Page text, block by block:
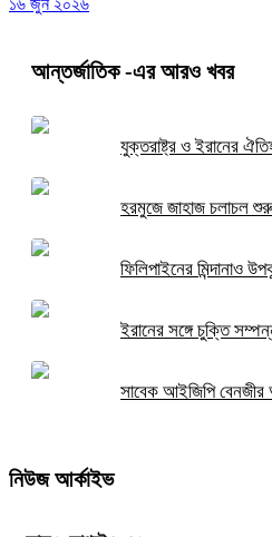
আন্তর্জাতিক-এর আরও খবর
যুক্তরাষ্ট্র ও ইরানের
হরমুজে জাহাজ চলাচল
ফিলিপাইনের মিন্দানাও
ইরানের সঙ্গে চুক্তি
সাবেক আইজিপি বেনজীর
নিউজ আর্কাইভ